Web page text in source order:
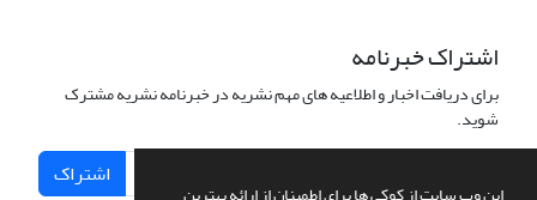
اشتراک خبرنامه
برای دریافت اخبار و اطلاعیه های مهم نشریه در خبرنامه نشریه مشترک
شوید.
اشتراک